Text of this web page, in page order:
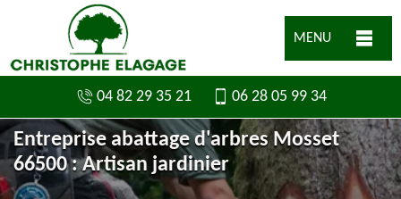
MENU
04 82 29 35 21 06 28 05 99 34
Entreprise abattage d'arbres Mosset
66500 : Artisan jardinier